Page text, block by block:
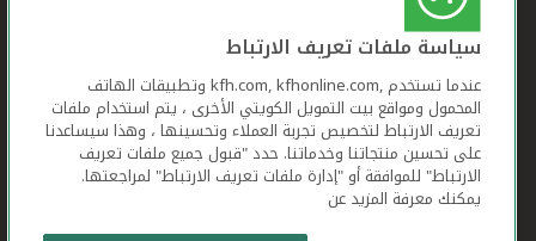
سياسة ملفات تعريف الارتباط
عندما تستخدم ,kfh.com, kfhonline.com وتطبيقات الهاتف
المحمول ومواقع بيت التمويل الكويتي الأخرى ، يتم استخدام ملفات
تعريف الارتباط لتخصيص تجربة العملاء وتحسينها ، وهذا سيساعدنا
على تحسين منتجاتنا وخدماتنا. حدد "قبول جميع ملفات تعريف
الارتباط" للموافقة أو "إدارة ملفات تعريف الارتباط" لمراجعتها.
يمكنك معرفة المزيد عن